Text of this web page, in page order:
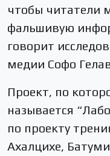
чтобы читатели
фальшивую
говорит
медии Софо
Проект, по
называется
по проекту
Ахалцихе,